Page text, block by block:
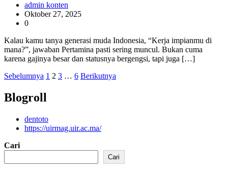
admin konten
Oktober 27, 2025
0
Kalau kamu tanya generasi muda Indonesia, “Kerja impianmu di
mana?”, jawaban Pertamina pasti sering muncul. Bukan cuma
karena gajinya besar dan statusnya bergengsi, tapi juga […]
Paginasi
pos
Sebelumnya 1 2 3 … 6 Berikutnya
Blogroll
dentoto
https://uirmag.uir.ac.ma/
Cari
Cari